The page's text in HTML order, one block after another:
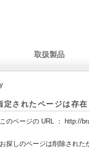
取扱製品
定されたページは存
このページの URL ： http://
お探しのページは削除された